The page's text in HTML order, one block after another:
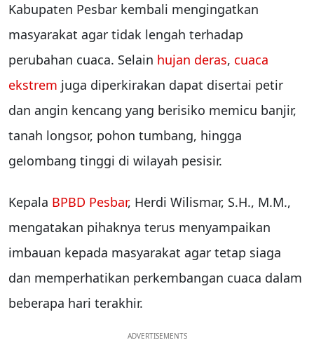
Kabupaten Pesbar kembali mengingatkan
masyarakat agar tidak lengah terhadap
perubahan cuaca. Selain hujan deras, cuaca
ekstrem juga diperkirakan dapat disertai petir
dan angin kencang yang berisiko memicu banjir,
tanah longsor, pohon tumbang, hingga
gelombang tinggi di wilayah pesisir.
Kepala BPBD Pesbar, Herdi Wilismar, S.H., M.M.,
mengatakan pihaknya terus menyampaikan
imbauan kepada masyarakat agar tetap siaga
dan memperhatikan perkembangan cuaca dalam
beberapa hari terakhir.
ADVERTISEMENTS